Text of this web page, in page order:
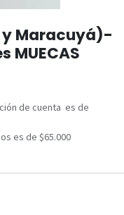
y Maracuyá)-
MUECAS
de cuenta es de
es de $65.000